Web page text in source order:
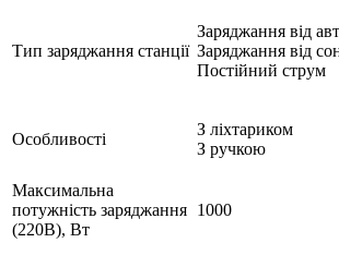
Тип заряджання станції
Заряджання від
Заряджання від
Постійний струм
Особливості
З ліхтариком
З ручкою
Максимальна
потужність заряджання
(220В), Вт
1000